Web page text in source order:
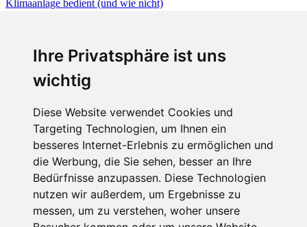
Ihre Privatsphäre ist uns
wichtig
Diese Website verwendet Cookies und
Targeting Technologien, um Ihnen ein
besseres Internet-Erlebnis zu ermöglichen und
die Werbung, die Sie sehen, besser an Ihre
Bedürfnisse anzupassen. Diese Technologien
nutzen wir außerdem, um Ergebnisse zu
messen, um zu verstehen, woher unsere
Auto heißt Auto: Wie man die Klimaanlage bedient (und wie nicht)
Fabian Steiner
Der großen Katzensprung mit dem Jaguar Type 01
Menschen in Bewegung